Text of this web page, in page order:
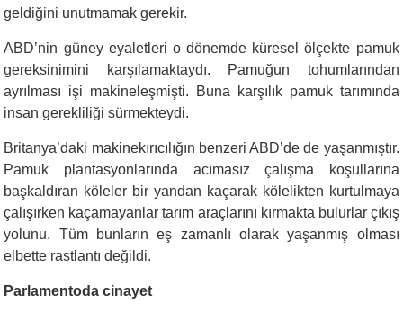
geldiğini unutmamak gerekir.
ABD’nin güney eyaletleri o dönemde küresel ölçekte pamuk
gereksinimini karşılamaktaydı. Pamuğun tohumlarından
ayrılması işi makineleşmişti. Buna karşılık pamuk tarımında
insan gerekliliği sürmekteydi.
Britanya’daki makinekırıcılığın benzeri ABD’de de yaşanmıştır.
Pamuk plantasyonlarında acımasız çalışma koşullarına
başkaldıran köleler bir yandan kaçarak kölelikten kurtulmaya
çalışırken kaçamayanlar tarım araçlarını kırmakta bulurlar çıkış
yolunu. Tüm bunların eş zamanlı olarak yaşanmış olması
elbette rastlantı değildi.
Parlamentoda cinayet